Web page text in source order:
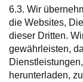
6.3. Wir
die Websites,
dieser Dritten.
gewährleisten,
herunterladen,